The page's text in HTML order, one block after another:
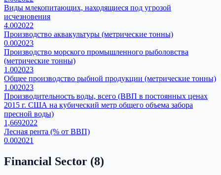
Виды млекопитающих, находящиеся под угрозой
исчезновения
4.002022
Производство аквакультуры (метрические тонны)
0.002023
Производство морского промышленного рыболовства
(метрические тонны)
1.002023
Общее производство рыбной продукции (метрические тонны)
1.002023
Производительность воды, всего (ВВП в постоянных ценах
2015 г. США на кубический метр общего объема забора
пресной воды)
1,6692022
Лесная рента (% от ВВП)
0.002021
Financial Sector (8)